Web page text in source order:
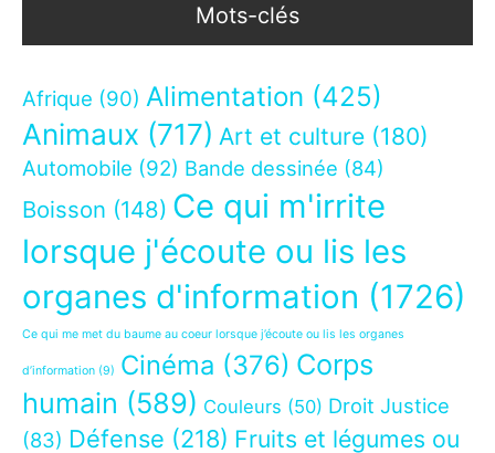
Mots-clés
Afrique (90) Alimentation (425)
Animaux (717) Art et culture (180)
Automobile (92) Bande dessinée (84)
Boisson (148) Ce qui m'irrite
lorsque j'écoute ou lis les
organes d'information (1726)
Ce qui me met du baume au coeur lorsque j’écoute ou lis les organes
d’information (9) Cinéma (376) Corps
humain (589) Couleurs (50) Droit Justice
(83) Défense (218) Fruits et légumes ou